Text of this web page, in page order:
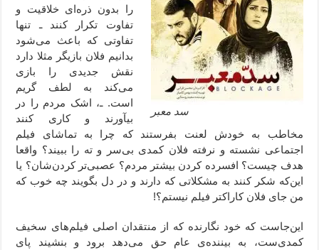
سد معبر
را بدون ذره‌ای خلاقیت و
تفاوت تکرار کنند ـ تنها
تفاوتی که باعث می‌شود
بدانیم فلان بازیگر مثلا دارد
نقش جدیدی را بازی
می‌کند به لطف گریم
است. ـ، اشک مردم را در
بیآورند و کاری کنند
مخاطب به خودش لعنت بفرستند که چرا به تماشای فیلم
اجتماعی نشسته و نرفته فلان کمدی بی‌سر و ته را ببیند؟ واقعا
هدف چیست؟ افسرده کردن بیشتر مردم؟ عصبی‌تر کردن‌شان؟ یا
این‌که شکر کنند به مشکلاتی که دارند و در دل بگویند چه خوب که
من جای فلان کاراکتر فیلم نیستم؟!
این‌جاست که خود نگارنده که از منتقدان اصلی فیلم‌های سخیف
کمدی‌ست، به بیننده‌ی عام حق می‌‌دهد برود و بنشیند پای